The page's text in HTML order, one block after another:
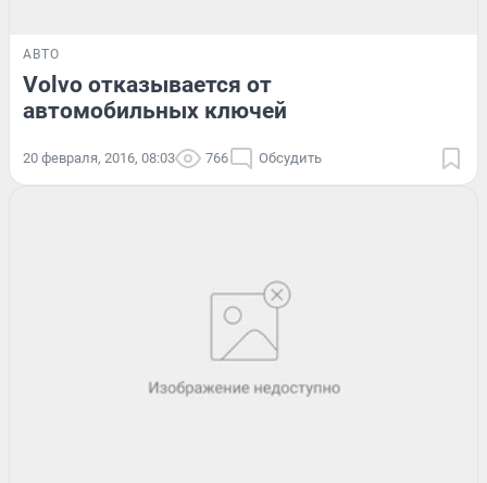
АВТО
Volvo отказывается от
автомобильных ключей
20 февраля, 2016, 08:03 766 Обсудить